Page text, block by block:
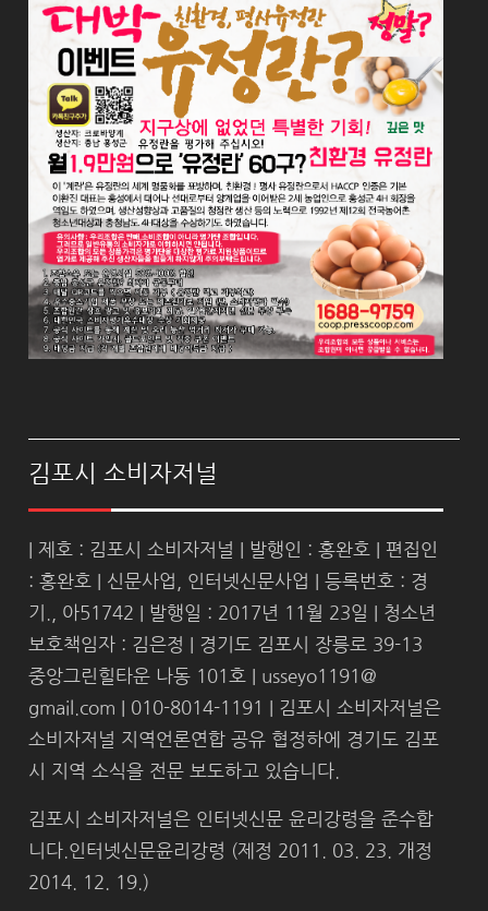
김포시 소비자저널
| 제호 : 김포시 소비자저널 | 발행인 : 홍완호 | 편집인
: 홍완호 | 신문사업, 인터넷신문사업 | 등록번호 : 경
기., 아51742 | 발행일 : 2017년 11월 23일 | 청소년
보호책임자 : 김은정 | 경기도 김포시 장릉로 39-13
중앙그린힐타운 나동 101호 | usseyo1191@
gmail.com | 010-8014-1191 | 김포시 소비자저널은
소비자저널 지역언론연합 공유 협정하에 경기도 김포
시 지역 소식을 전문 보도하고 있습니다.
김포시 소비자저널은 인터넷신문 윤리강령을 준수합
니다.인터넷신문윤리강령 (제정 2011. 03. 23. 개정
2014. 12. 19.)